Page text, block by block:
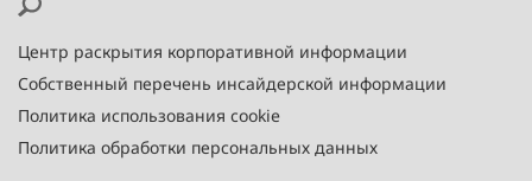
Центр раскрытия корпоративной информации
Собственный перечень инсайдерской информации
Политика использования cookie
Политика обработки персональных данных